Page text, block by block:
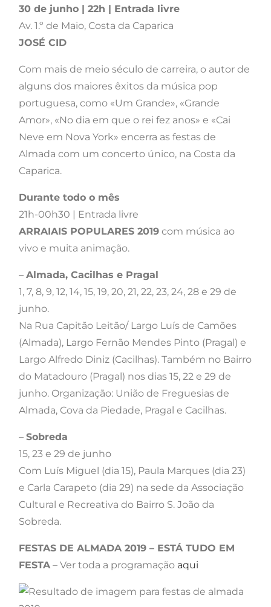
30 de junho | 22h | Entrada livre
Av. 1.º de Maio, Costa da Caparica
JOSÉ CID
Com mais de meio século de carreira, o autor de
alguns dos maiores êxitos da música pop
portuguesa, como «Um Grande», «Grande
Amor», «No dia em que o rei fez anos» e «Cai
Neve em Nova York» encerra as festas de
Almada com um concerto único, na Costa da
Caparica.
Durante todo o mês
21h-00h30 | Entrada livre
ARRAIAIS POPULARES 2019 com música ao
vivo e muita animação.
– Almada, Cacilhas e Pragal
1, 7, 8, 9, 12, 14, 15, 19, 20, 21, 22, 23, 24, 28 e 29 de
junho.
Na Rua Capitão Leitão/ Largo Luís de Camões
(Almada), Largo Fernão Mendes Pinto (Pragal) e
Largo Alfredo Diniz (Cacilhas). Também no Bairro
do Matadouro (Pragal) nos dias 15, 22 e 29 de
junho. Organização: União de Freguesias de
Almada, Cova da Piedade, Pragal e Cacilhas.
– Sobreda
15, 23 e 29 de junho
Com Luís Miguel (dia 15), Paula Marques (dia 23)
e Carla Carapeto (dia 29) na sede da Associação
Cultural e Recreativa do Bairro S. João da
Sobreda.
FESTAS DE ALMADA 2019 – ESTÁ TUDO EM
FESTA– Ver toda a programação aqui